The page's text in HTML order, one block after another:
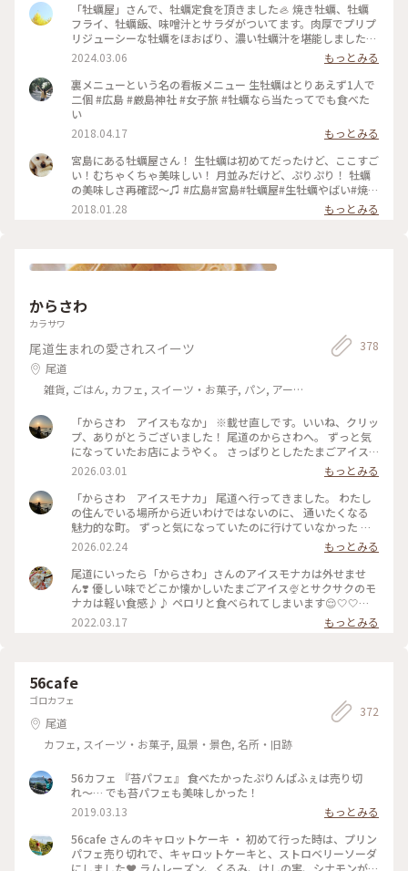
「牡蠣屋」さんで、牡蠣定食を頂きました🦪 焼き牡蠣、牡蠣
フライ、牡蠣飯、味噌汁とサラダがついてます。肉厚でプリプ
リジューシーな牡蠣をほおばり、濃い牡蠣汁を堪能しました。
生牡蠣はついていないので、個別に注文しました😋 #牡蠣屋
#牡蠣 #広島 #広島県 #宮島 #定食 #2024
2024.03.06
もっとみる
裏メニューという名の看板メニュー 生牡蠣はとりあえず1人で
二個 #広島 #厳島神社 #女子旅 #牡蠣なら当たってでも食べた
い
2018.04.17
もっとみる
宮島にある牡蠣屋さん！ 生牡蠣は初めてだったけど、ここすご
い！むちゃくちゃ美味しい！ 月並みだけど、ぷりぷり！ 牡蠣
の美味しさ再確認〜♫ #広島#宮島#牡蠣屋#生牡蠣やばい#焼き
牡蠣もやばい#お金いくらあっても足りない#旬
2018.01.28 もっとみる
からさわ
カラサワ
尾道生まれの愛されスイーツ
尾道
雑貨, ごはん, カフェ, スイーツ・お菓子, パン, アー
跡, ホテル・宿, おみやげ
378
「からさわ アイスもなか」 ※載せ直しです。いいね、クリッ
プ、ありがとうございました！ 尾道のからさわへ。 ずっと気
になっていたお店にようやく。 さっぱりとしたたまごアイス
をパリパリのもなかで挟んでありとってもおいしい！ 暖かい
日だったので、すぐ近くの港で食べました✨ #からさわ #尾道
2026.03.01
もっとみる
「からさわ アイスモナカ」 尾道へ行ってきました。 わたし
の住んでいる場所から近いわけではないのに、 通いたくなる
魅力的な町。 ずっと気になっていたのに行けていなかった か
らさわへ行ってきました。 サッパリ系のたまごアイスがおい
しい！ もなかもパリパリ！ いつもたくさんのお客さんがおら
れますが 納得の美味しさでした♪
2026.02.24
もっとみる
尾道にいったら「からさわ」さんのアイスモナカは外せませ
ん❣️ 優しい味でどこか懐かしいたまごアイス🍨とサクサクのモ
ナカは軽い食感♪♪ ペロリと食べられてしまいます😌🤍🤍🤍 #
ヒーリング旅 #広島 #尾道 #アイス
2022.03.17 もっとみる
56cafe
ゴロカフェ
尾道
カフェ, スイーツ・お菓子, 風景・景色, 名所・旧跡
372
56カフェ 『苔パフェ』 食べたかったぷりんぱふぇは売り切
れ〜… でも苔パフェも美味しかった！
2019.03.13
もっとみる
56cafe さんのキャロットケーキ ・ 初めて行った時は、プリン
パフェ売り切れで、キャロットケーキと、ストロベリーソーダ
にしました❤️ ラムレーズン、くるみ、けしの実、シナモンが入